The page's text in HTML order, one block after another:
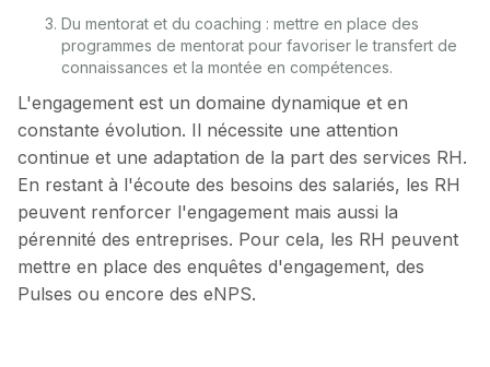
Du mentorat et du coaching : mettre en place des
programmes de mentorat pour favoriser le transfert de
connaissances et la montée en compétences.
L'engagement est un domaine dynamique et en
constante évolution. Il nécessite une attention
continue et une adaptation de la part des services RH.
En restant à l'écoute des besoins des salariés, les RH
peuvent renforcer l'engagement mais aussi la
pérennité des entreprises. Pour cela, les RH peuvent
mettre en place des enquêtes d'engagement, des
Pulses ou encore des eNPS.